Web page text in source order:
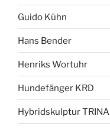
Guido Kühn
Hans Bender
Henriks Wortuhr
Hundefänger KRD
Hybridskulptur TRINA